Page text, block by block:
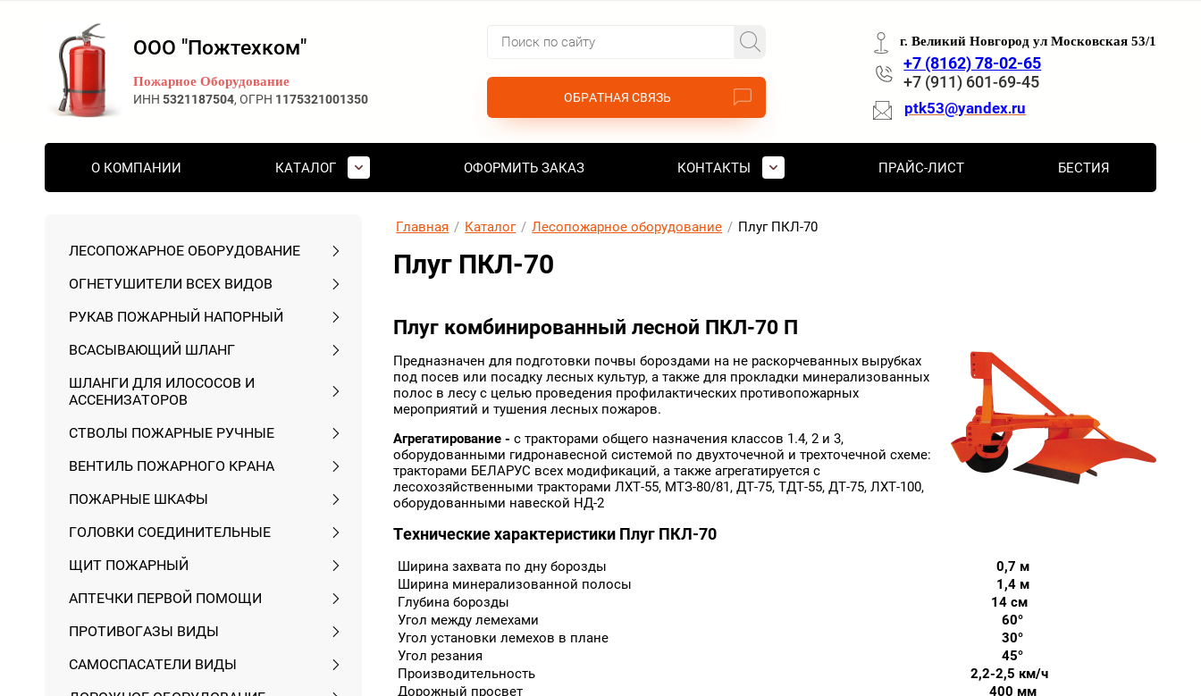
ООО "Пожтехком"
Пожарное Оборудование
ИНН 5321187504, ОГРН 1175321001350 ОБРАТНАЯ СВЯЗЬ
г. Великий Новгород ул Московская 53/1
+7 (8162) 78-02-65
+7 (911) 601-69-45
ptk53@yandex.ru
О КОМПАНИИ КАТАЛОГ ОФОРМИТЬ ЗАКАЗ КОНТАКТЫ ПРАЙС-ЛИСТ БЕСТИЯ
ЛЕСОПОЖАРНОЕ ОБОРУДОВАНИЕ
ОГНЕТУШИТЕЛИ ВСЕХ ВИДОВ
РУКАВ ПОЖАРНЫЙ НАПОРНЫЙ
ВСАСЫВАЮЩИЙ ШЛАНГ
ШЛАНГИ ДЛЯ ИЛОСОСОВ И
АССЕНИЗАТОРОВ
СТВОЛЫ ПОЖАРНЫЕ РУЧНЫЕ
ВЕНТИЛЬ ПОЖАРНОГО КРАНА
ПОЖАРНЫЕ ШКАФЫ
ГОЛОВКИ СОЕДИНИТЕЛЬНЫЕ
ЩИТ ПОЖАРНЫЙ
АПТЕЧКИ ПЕРВОЙ ПОМОЩИ
ПРОТИВОГАЗЫ ВИДЫ
САМОСПАСАТЕЛИ ВИДЫ
Главная / Каталог / Лесопожарное оборудование / Плуг ПКЛ-70
Плуг ПКЛ-70
Плуг комбинированный лесной ПКЛ-70 П
Предназначен для подготовки почвы бороздами на не раскорчеванных вырубках
под посев или посадку лесных культур, а также для прокладки минерализованных
полос в лесу с целью проведения профилактических противопожарных
мероприятий и тушения лесных пожаров.
Агрегатирование - с тракторами общего назначения классов 1.4, 2 и 3,
оборудованными гидронавесной системой по двухточечной и трехточечной схеме:
тракторами БЕЛАРУС всех модификаций, а также агрегатируется с
лесохозяйственными тракторами ЛХТ-55, МТЗ-80/81, ДТ-75, ТДТ-55, ДТ-75, ЛХТ-100,
оборудованными навеской НД-2
Технические характеристики Плуг ПКЛ-70
Ширина захвата по дну борозды
0,7 м
Ширина минерализованной полосы
1,4 м
Глубина борозды
14 см
Угол между лемехами
60°
Угол установки лемехов в плане
30°
Угол резания
45°
Производительность
2,2-2,5 км/ч
Дорожный просвет
400 мм